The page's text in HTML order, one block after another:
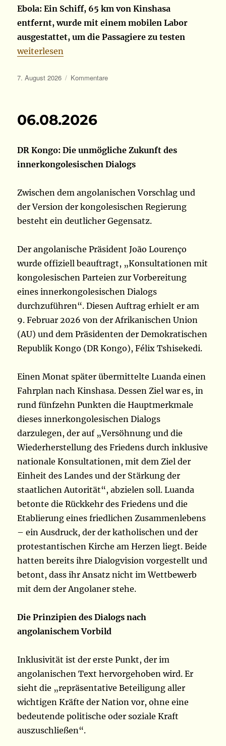
Ebola: Ein Schiff, 65 km von Kinshasa
entfernt, wurde mit einem mobilen Labor
ausgestattet, um die Passagiere zu testen
„06.08.2026“
weiterlesen
Veröffentlicht
7. August 2026 Kategorien
Kommentare
06.08.2026
DR Kongo: Die unmögliche Zukunft des
innerkongolesischen Dialogs
Zwischen dem angolanischen Vorschlag und
der Version der kongolesischen Regierung
besteht ein deutlicher Gegensatz.
Der angolanische Präsident João Lourenço
wurde offiziell beauftragt, „Konsultationen mit
kongolesischen Parteien zur Vorbereitung
eines innerkongolesischen Dialogs
durchzuführen“. Diesen Auftrag erhielt er am
9. Februar 2026 von der Afrikanischen Union
(AU) und dem Präsidenten der Demokratischen
Republik Kongo (DR Kongo), Félix Tshisekedi.
Einen Monat später übermittelte Luanda einen
Fahrplan nach Kinshasa. Dessen Ziel war es, in
rund fünfzehn Punkten die Hauptmerkmale
dieses innerkongolesischen Dialogs
darzulegen, der auf „Versöhnung und die
Wiederherstellung des Friedens durch inklusive
nationale Konsultationen, mit dem Ziel der
Einheit des Landes und der Stärkung der
staatlichen Autorität“, abzielen soll. Luanda
betonte die Rückkehr des Friedens und die
Etablierung eines friedlichen Zusammenlebens
– ein Ausdruck, der der katholischen und der
protestantischen Kirche am Herzen liegt. Beide
hatten bereits ihre Dialogvision vorgestellt und
betont, dass ihr Ansatz nicht im Wettbewerb
mit dem der Angolaner stehe.
Die Prinzipien des Dialogs nach
angolanischem Vorbild
Inklusivität ist der erste Punkt, der im
angolanischen Text hervorgehoben wird. Er
sieht die „repräsentative Beteiligung aller
wichtigen Kräfte der Nation vor, ohne eine
bedeutende politische oder soziale Kraft
auszuschließen“.